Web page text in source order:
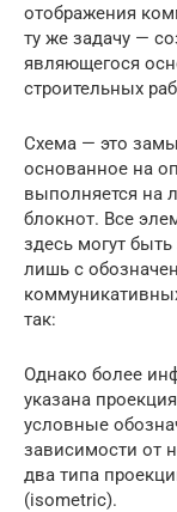
отображения
ту же задачу —
являющегося
строительных
Схема — это
основанное на
выполняется на
блокнот. Все
здесь могут
лишь с
так:
Однако более
указана
условные
зависимости от
два типа
(isometric).